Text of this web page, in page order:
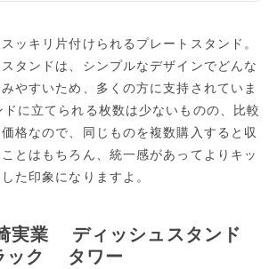
ッキリ片付けられるプレートスタンド。
タンドは、シンプルなデザインでどんな
やすいため、多くの方に支持されていま
に立てられる枚数は少ないものの、比較
格なので、同じものを複数購入すると収
とはもちろん、統一感があってよりキッ
た印象になりますよ。
実業 ディッシュスタンド
ック タワー